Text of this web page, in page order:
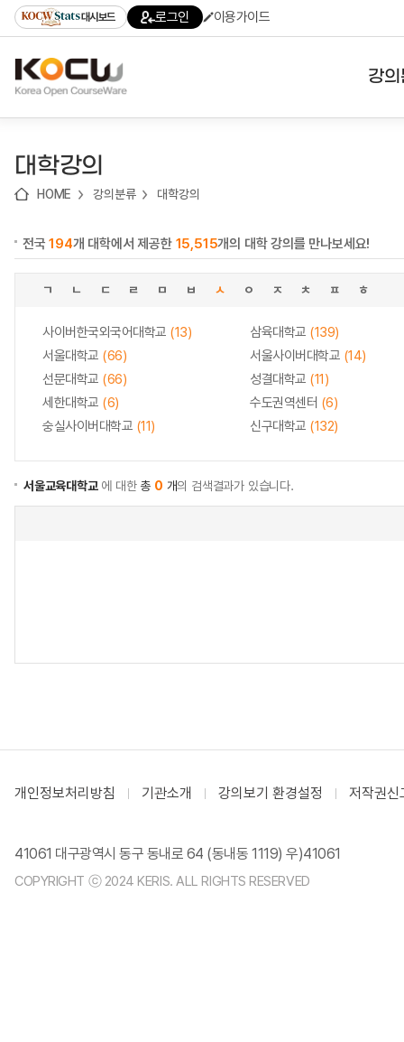
기
기
기
content)
가
대시보드 로그인 이용가이드
강
대학강의
HOME 강의분류 대학강의
전국194개 대학에서 제공한 15,515개의 대학 강의를 만나보세요!
ㄱ ㄴ ㄷ ㄹ ㅁ ㅂ ㅅ ㅇ ㅈ ㅊ ㅍ ㅎ
사이버한국외국어대학교 (13) 삼육대학교 (139)
서울대학교 (66) 서울사이버대학교 (14)
선문대학교 (66) 성결대학교 (11)
세한대학교 (6) 수도권역센터 (6)
숭실사이버대학교 (11) 신구대학교 (132)
서울교육대학교에 대한총 0 개의 검색결과가 있습니다.
개인정보처리방침 기관소개 강의보기 환경설정 저작권신
41061 대구광역시 동구 동내로 64 (동내동 1119) 우)41061
COPYRIGHT ⓒ 2024 KERIS. ALL RIGHTS RESERVED